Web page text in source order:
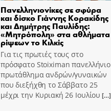
Πανελληνιονίκες σε σφύρα
και δίσκο Γιάννης Κορακίδης
και Δημήτρης Παυλίδης:
«Μητρόπολη» στα αθλήματα
ρίψεων το Κιλκίς
Για τις πρωτιές τους στο
πρόσφατο Stoiximan πανελλήνιο
πρωτάθλημα ανδρών/γυναικών
που διεξήχθη το Σάββατο 25
μέχρι την Κυριακή 26 Ιουλίου […]